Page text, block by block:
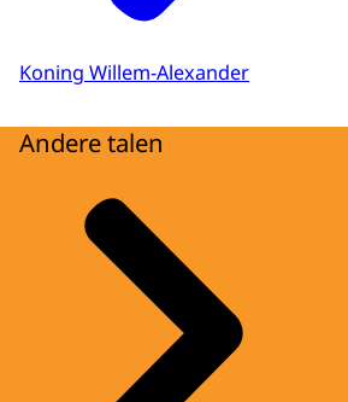
Koning Willem-Alexander
Andere talen